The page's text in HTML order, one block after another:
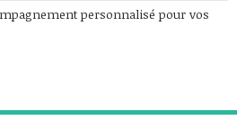
personnalisé pour vos